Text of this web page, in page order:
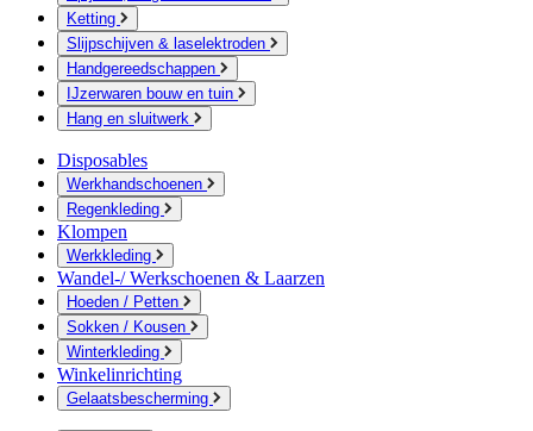
Ketting
Slijpschijven & laselektroden
Handgereedschappen
IJzerwaren bouw en tuin
Hang en sluitwerk
Disposables
Werkhandschoenen
Regenkleding
Klompen
Werkkleding
Wandel-/ Werkschoenen & Laarzen
Hoeden / Petten
Sokken / Kousen
Winterkleding
Winkelinrichting
Gelaatsbescherming